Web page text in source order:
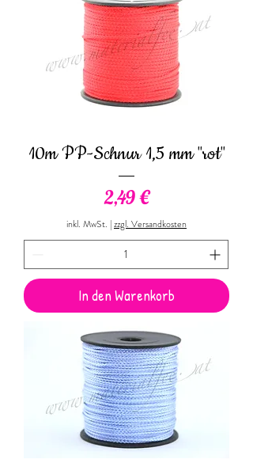
10m PP-Schnur 1,5 mm "rot"
Preis
2,49 €
inkl. MwSt. |zzgl. Versandkosten
In den Warenkorb